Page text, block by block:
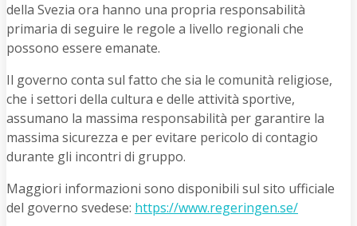
della Svezia ora hanno una propria responsabilità
primaria di seguire le regole a livello regionali che
possono essere emanate.
Il governo conta sul fatto che sia le comunità religiose,
che i settori della cultura e delle attività sportive,
assumano la massima responsabilità per garantire la
massima sicurezza e per evitare pericolo di contagio
durante gli incontri di gruppo.
Maggiori informazioni sono disponibili sul sito ufficiale
del governo svedese: https://www.regeringen.se/